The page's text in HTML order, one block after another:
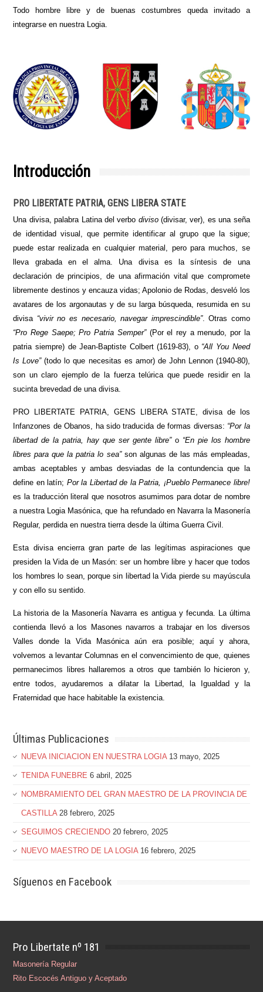
Todo hombre libre y de buenas costumbres queda invitado a
integrarse en nuestra Logia.
Introducción
PRO LIBERTATE PATRIA, GENS LIBERA STATE
Una divisa, palabra Latina del verbo diviso(divisar, ver), es una seña
de identidad visual, que permite identificar al grupo que la sigue;
puede estar realizada en cualquier material, pero para muchos, se
lleva grabada en el alma. Una divisa es la síntesis de una
declaración de principios, de una afirmación vital que compromete
libremente destinos y encauza vidas; Apolonio de Rodas, desveló los
avatares de los argonautas y de su larga búsqueda, resumida en su
divisa “vivir no es necesario, navegar imprescindible”. Otras como
“Pro Rege Saepe; Pro Patria Semper”(Por el rey a menudo, por la
patria siempre) de Jean-Baptiste Colbert (1619-83), o “All You Need
Is Love”(todo lo que necesitas es amor) de John Lennon (1940-80),
son un claro ejemplo de la fuerza telúrica que puede residir en la
sucinta brevedad de una divisa.
PRO LIBERTATE PATRIA, GENS LIBERA STATE, divisa de los
Infanzones de Obanos, ha sido traducida de formas diversas: “Por la
libertad de la patria, hay que ser gente libre”o “En pie los hombre
libres para que la patria lo sea”son algunas de las más empleadas,
ambas aceptables y ambas desviadas de la contundencia que la
define en latín; Por la Libertad de la Patria, ¡Pueblo Permanece libre!
es la traducción literal que nosotros asumimos para dotar de nombre
a nuestra Logia Masónica, que ha refundado en Navarra la Masonería
Regular, perdida en nuestra tierra desde la última Guerra Civil.
Esta divisa encierra gran parte de las legítimas aspiraciones que
presiden la Vida de un Masón: ser un hombre libre y hacer que todos
los hombres lo sean, porque sin libertad la Vida pierde su mayúscula
y con ello su sentido.
La historia de la Masonería Navarra es antigua y fecunda. La última
contienda llevó a los Masones navarros a trabajar en los diversos
Valles donde la Vida Masónica aún era posible; aquí y ahora,
volvemos a levantar Columnas en el convencimiento de que, quienes
permanecimos libres hallaremos a otros que también lo hicieron y,
entre todos, ayudaremos a dilatar la Libertad, la Igualdad y la
Fraternidad que hace habitable la existencia.
Últimas Publicaciones
NUEVA INICIACION EN NUESTRA LOGIA 13 mayo, 2025
TENIDA FUNEBRE 6 abril, 2025
NOMBRAMIENTO DEL GRAN MAESTRO DE LA PROVINCIA DE
CASTILLA 28 febrero, 2025
SEGUIMOS CRECIENDO 20 febrero, 2025
NUEVO MAESTRO DE LA LOGIA 16 febrero, 2025
Síguenos en Facebook
Pro Libertate nº 181
Masonería Regular
Rito Escocés Antiguo y Aceptado